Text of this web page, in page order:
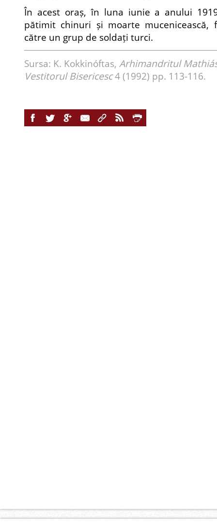
În acest oraș, în luna iunie a anului
pătimit chinuri și moarte
către un grup de soldați turci.
Sursa: K. Kokkinóftas, Arhimandritul
Vestitorul Bisericesc4 (1992) pp. 113-116.